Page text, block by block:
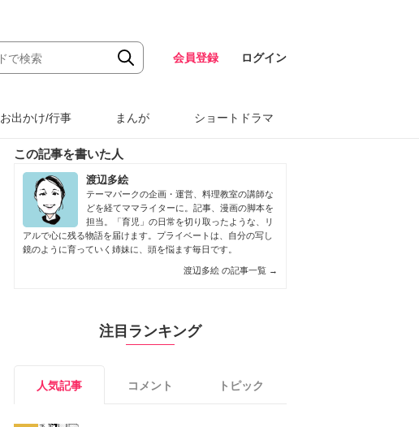
会員登録 ログイン
お出かけ/行事 まんが ショートドラマ
この記事を書いた人
渡辺多絵
テーマパークの企画・運営、料理教室の講師な
どを経てママライターに。記事、漫画の脚本を
担当。「育児」の日常を切り取ったような、リ
アルで心に残る物語を届けます。プライベートは、自分の写し
鏡のように育っていく姉妹に、頭を悩ます毎日です。
渡辺多絵 の記事一覧 →
注目ランキング
人気記事 コメント トピック